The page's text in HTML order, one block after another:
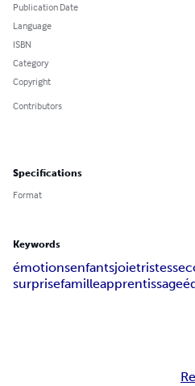
Publication Date
Language
ISBN
Category
Copyright
Contributors
Specifications
Format
Keywords
émotionsenfantsjoietristesse
surprisefamilleapprentissage